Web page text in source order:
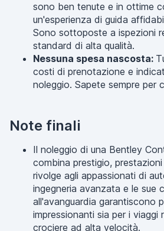
sono ben tenute e in ottime
un'esperienza di guida
Sono sottoposte a ispezioni
standard di alta qualità.
Nessuna spesa nascosta:
costi di prenotazione e
noleggio. Sapete sempre per
Note finali
Il noleggio di una Bentley
combina prestigio,
rivolge agli appassionati di
ingegneria avanzata e le sue
all'avanguardia garantiscono
impressionanti sia per i viaggi
crociere ad alta velocità.